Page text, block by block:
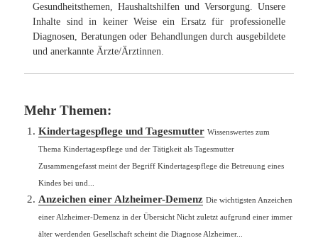
Gesundheitsthemen, Haushaltshilfen und Versorgung. Unsere
Inhalte sind in keiner Weise ein Ersatz für professionelle
Diagnosen, Beratungen oder Behandlungen durch ausgebildete
und anerkannte Ärzte/Ärztinnen.
Mehr Themen:
Kindertagespflege und Tagesmutter Wissenswertes zum
Thema Kindertagespflege und der Tätigkeit als Tagesmutter
Zusammengefasst meint der Begriff Kindertagespflege die Betreuung eines
Kindes bei und...
Anzeichen einer Alzheimer-Demenz Die wichtigsten Anzeichen
einer Alzheimer-Demenz in der Übersicht Nicht zuletzt aufgrund einer immer
älter werdenden Gesellschaft scheint die Diagnose Alzheimer...